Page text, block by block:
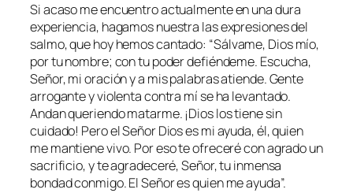
Si acaso me encuentro actualmente en una dura
experiencia, hagamos nuestra las expresiones del
salmo, que hoy hemos cantado: “Sálvame, Dios mío,
por tu nombre; con tu poder defiéndeme. Escucha,
Señor, mi oración y a mis palabras atiende. Gente
arrogante y violenta contra mí se ha levantado.
Andan queriendo matarme. ¡Dios los tiene sin
cuidado! Pero el Señor Dios es mi ayuda, él, quien
me mantiene vivo. Por eso te ofreceré con agrado un
sacrificio, y te agradeceré, Señor, tu inmensa
bondad conmigo. El Señor es quien me ayuda”.